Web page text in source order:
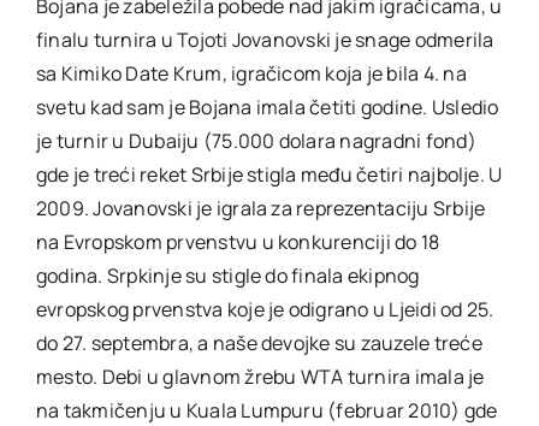
Bojana je zabeležila pobede nad jakim igračicama, u
finalu turnira u Tojoti Jovanovski je snage odmerila
sa Kimiko Date Krum, igračicom koja je bila 4. na
svetu kad sam je Bojana imala četiti godine. Usledio
je turnir u Dubaiju (75.000 dolara nagradni fond)
gde je treći reket Srbije stigla među četiri najbolje. U
2009. Jovanovski je igrala za reprezentaciju Srbije
na Evropskom prvenstvu u konkurenciji do 18
godina. Srpkinje su stigle do finala ekipnog
evropskog prvenstva koje je odigrano u Ljeidi od 25.
do 27. septembra, a naše devojke su zauzele treće
mesto. Debi u glavnom žrebu WTA turnira imala je
na takmičenju u Kuala Lumpuru (februar 2010) gde